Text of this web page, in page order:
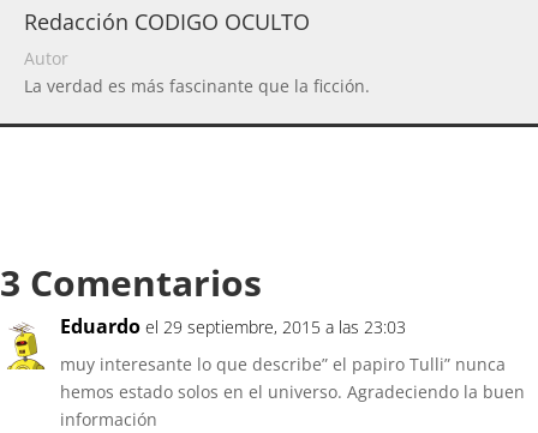
Redacción CODIGO OCULTO
Autor
La verdad es más fascinante que la ficción.
3 Comentarios
Eduardo el 29 septiembre, 2015 a las 23:03
muy interesante lo que describe” el papiro Tulli” nunca
hemos estado solos en el universo. Agradeciendo la buen
información